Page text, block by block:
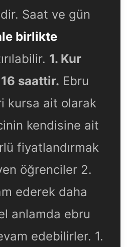
Saat ve gün
birlikte
1. Kur
saattir. Ebru
kursa ait olarak
kendisine ait
fiyatlandırmak
öğrenciler 2.
ederek daha
anlamda ebru
edebilirler. 1.